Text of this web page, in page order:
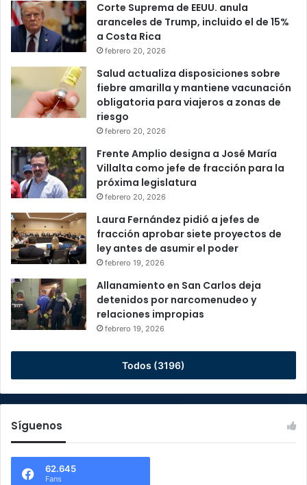
Corte Suprema de EEUU. anula
aranceles de Trump, incluido el de 15%
a Costa Rica
febrero 20, 2026
Salud actualiza disposiciones sobre
fiebre amarilla y mantiene vacunación
obligatoria para viajeros a zonas de
riesgo
febrero 20, 2026
Frente Amplio designa a José María
Villalta como jefe de fracción para la
próxima legislatura
febrero 20, 2026
Laura Fernández pidió a jefes de
fracción aprobar siete proyectos de
ley antes de asumir el poder
febrero 19, 2026
Allanamiento en San Carlos deja
detenidos por narcomenudeo y
relaciones impropias
febrero 19, 2026
Todos (3196)
Síguenos
62.645
Fans